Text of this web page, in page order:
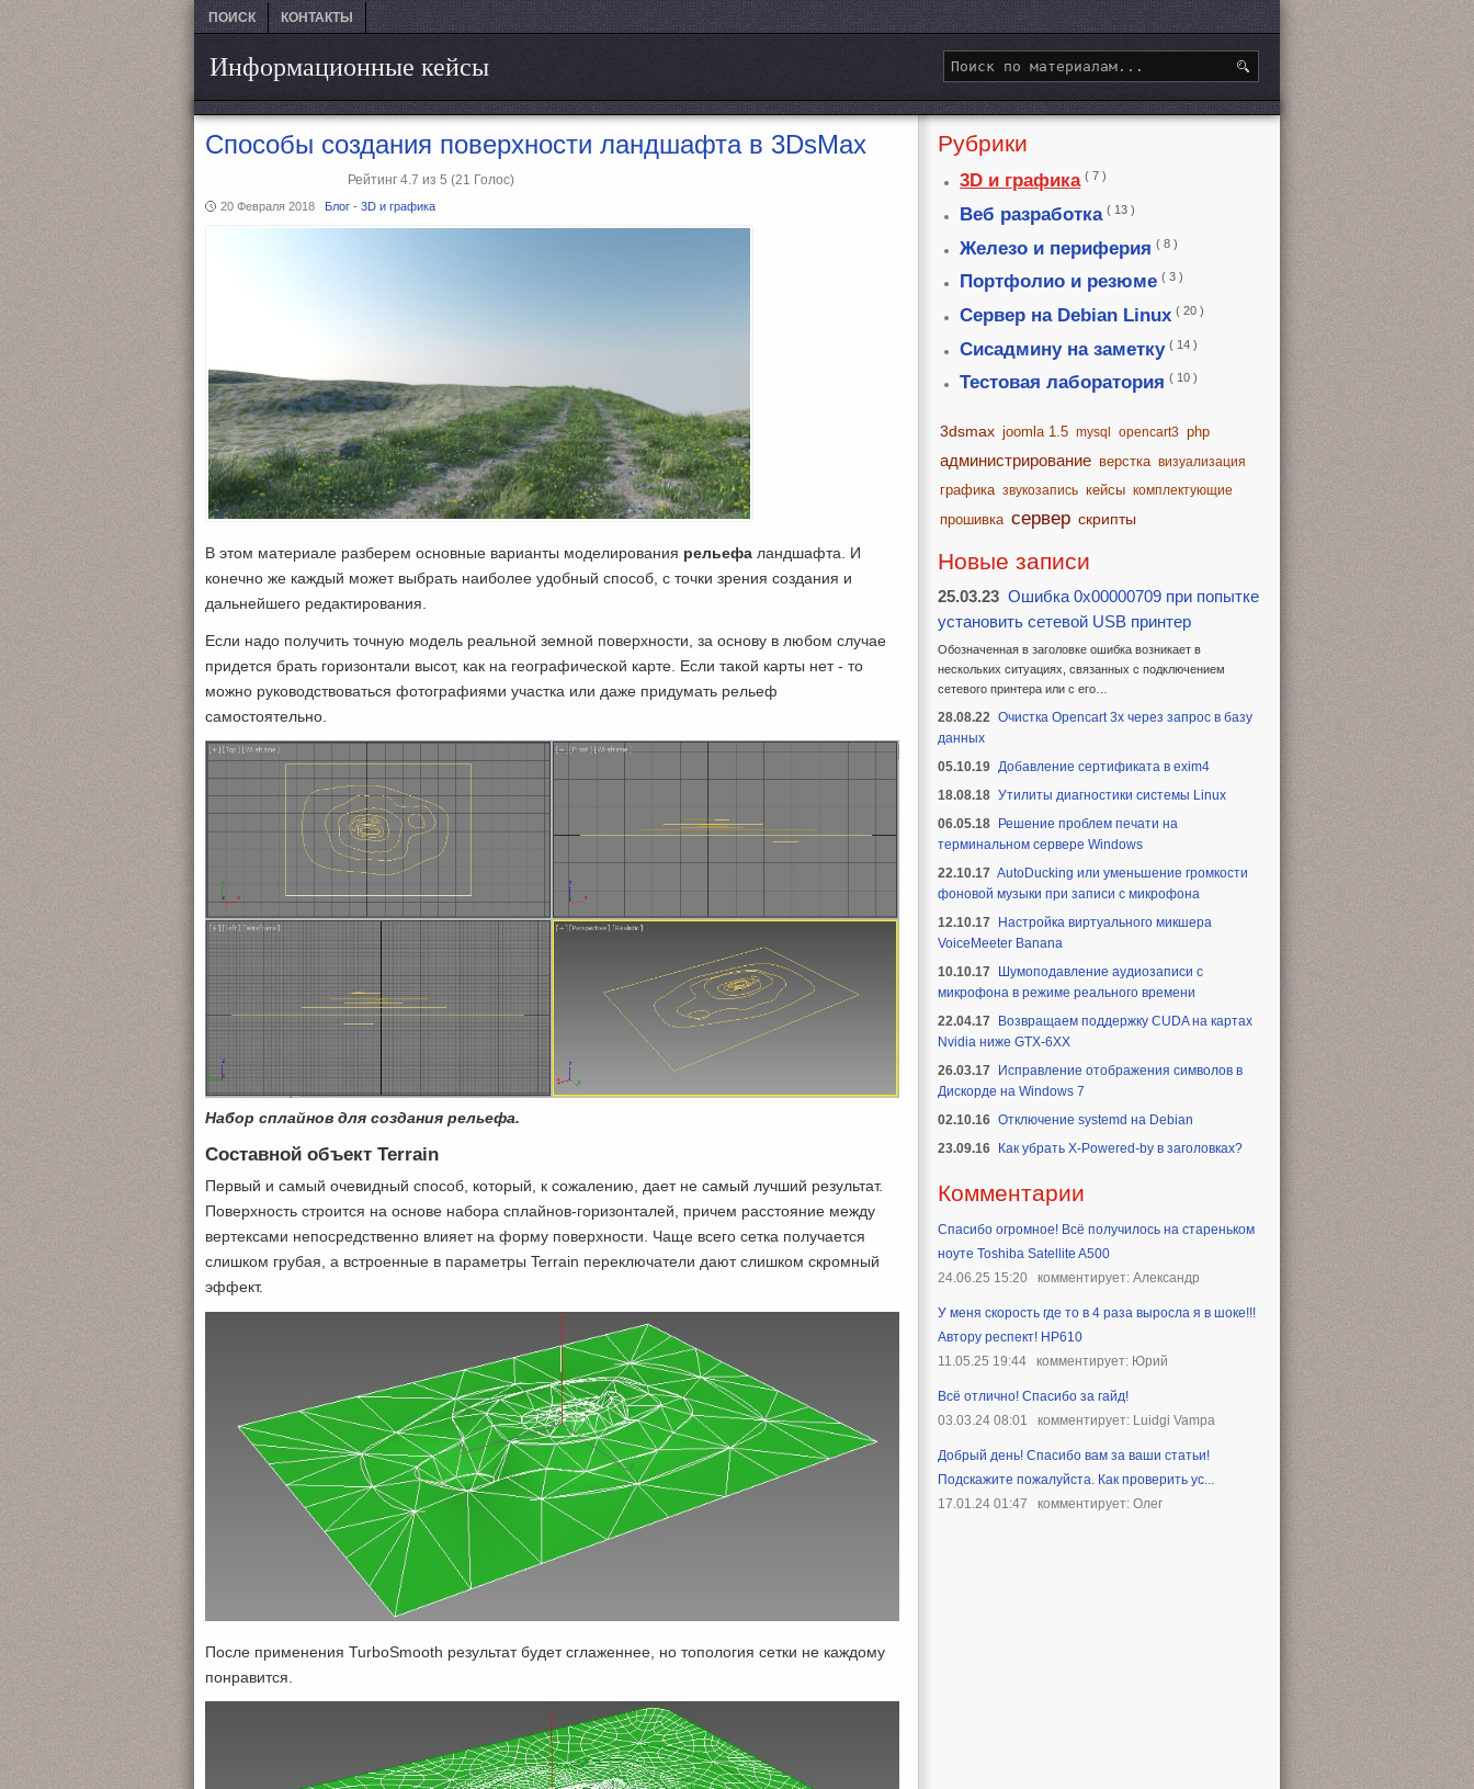
ПОИСК КОНТАКТЫ
Информационные кейсы
Способы создания поверхности ландшафта в 3DsMax
Рейтинг 4.7 из 5 (21 Голос)
20 Февраля 2018 Блог - 3D и графика
В этом материале разберем основные варианты моделирования рельефа ландшафта. И
конечно же каждый может выбрать наиболее удобный способ, с точки зрения создания и
дальнейшего редактирования.
Если надо получить точную модель реальной земной поверхности, за основу в любом случае
придется брать горизонтали высот, как на географической карте. Если такой карты нет - то
можно руководствоваться фотографиями участка или даже придумать рельеф
самостоятельно.
Набор сплайнов для создания рельефа.
Составной объект Terrain
Первый и самый очевидный способ, который, к сожалению, дает не самый лучший результат.
Поверхность строится на основе набора сплайнов-горизонталей, причем расстояние между
вертексами непосредственно влияет на форму поверхности. Чаще всего сетка получается
слишком грубая, а встроенные в параметры Terrain переключатели дают слишком скромный
эффект.
После применения TurboSmooth результат будет сглаженнее, но топология сетки не каждому
понравится.
Рубрики
3D и графика ( 7 )
Веб разработка ( 13 )
Железо и периферия ( 8 )
Портфолио и резюме ( 3 )
Сервер на Debian Linux ( 20 )
Сисадмину на заметку ( 14 )
Тестовая лаборатория ( 10 )
3dsmax joomla 1.5 mysql opencart3 php
администрирование верстка визуализация
графика звукозапись кейсы комплектующие
прошивка сервер скрипты
Новые записи
25.03.23 Ошибка 0x00000709 при попытке
установить сетевой USB принтер
Обозначенная в заголовке ошибка возникает в
нескольких ситуациях, связанных с подключением
сетевого принтера или с его…
28.08.22 Очистка Opencart 3x через запрос в базу
данных
05.10.19 Добавление сертификата в exim4
18.08.18 Утилиты диагностики системы Linux
06.05.18 Решение проблем печати на
терминальном сервере Windows
22.10.17 AutoDucking или уменьшение громкости
фоновой музыки при записи с микрофона
12.10.17
Настройка виртуального микшера
VoiceMeeter Banana
10.10.17
Шумоподавление аудиозаписи с
микрофона в режиме реального времени
22.04.17
Возвращаем поддержку CUDA на картах
Nvidia ниже GTX-6XX
26.03.17
Исправление отображения символов в
Дискорде на Windows 7
02.10.16 Отключение systemd на Debian
23.09.16 Как убрать X-Powered-by в заголовках?
Комментарии
Спасибо огромное! Всё получилось на стареньком
ноуте Toshiba Satellite A500
24.06.25 15:20 комментирует: Александр
У меня скорость где то в 4 раза выросла я в шоке!!!
Автору респект! HP610
11.05.25 19:44 комментирует: Юрий
Всё отлично! Спасибо за гайд!
03.03.24 08:01
комментирует: Luidgi Vampa
Добрый день! Спасибо вам за ваши статьи!
Подскажите пожалуйста. Как проверить ус...
17.01.24 01:47 комментирует: Олег